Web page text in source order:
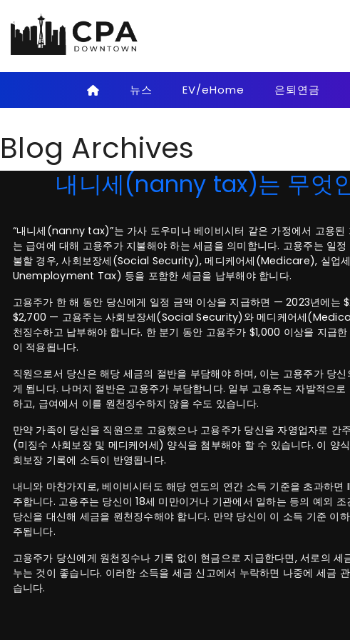
뉴스 EV/eHome 은퇴연금
Blog Archives
내니세(nanny tax)는 무엇
“내니세(nanny tax)”는 가사 도우미나 베이비시터 같은 가정에서 고용된
는 급여에 대해 고용주가 지불해야 하는 세금을 의미합니다. 고용주는 일
불할 경우, 사회보장세(Social Security), 메디케어세(Medicare), 실업
Unemployment Tax) 등을 포함한 세금을 납부해야 합니다.
고용주가 한 해 동안 당신에게 일정 금액 이상을 지급하면 — 2023년에는
$2,700 — 고용주는 사회보장세(Social Security)와 메디케어세
천징수하고 납부해야 합니다. 한 분기 동안 고용주가 $1,000 이상을 지급
이 적용됩니다.
직원으로서 당신은 해당 세금의 절반을 부담해야 하며, 이는 고용주가 당
게 됩니다. 나머지 절반은 고용주가 부담합니다. 일부 고용주는 자발적으
하고, 급여에서 이를 원천징수하지 않을 수도 있습니다.
만약 가족이 당신을 직원으로 고용했으나 고용주가 당신을 자영업자로 간
(미징수 사회보장 및 메디케어세) 양식을 첨부해야 할 수 있습니다. 이 양
회보장 기록에 소득이 반영됩니다.
내니와 마찬가지로, 베이비시터도 해당 연도의 연간 소득 기준을 초과하면
주합니다. 고용주는 당신이 18세 미만이거나 기관에서 일하는 등의 예외
당신을 대신해 세금을 원천징수해야 합니다. 만약 당신이 이 소득 기준 이
주됩니다.
고용주가 당신에게 원천징수나 기록 없이 현금으로 지급한다면, 서로의 세
누는 것이 좋습니다. 이러한 소득을 세금 신고에서 누락하면 나중에 세금
습니다.